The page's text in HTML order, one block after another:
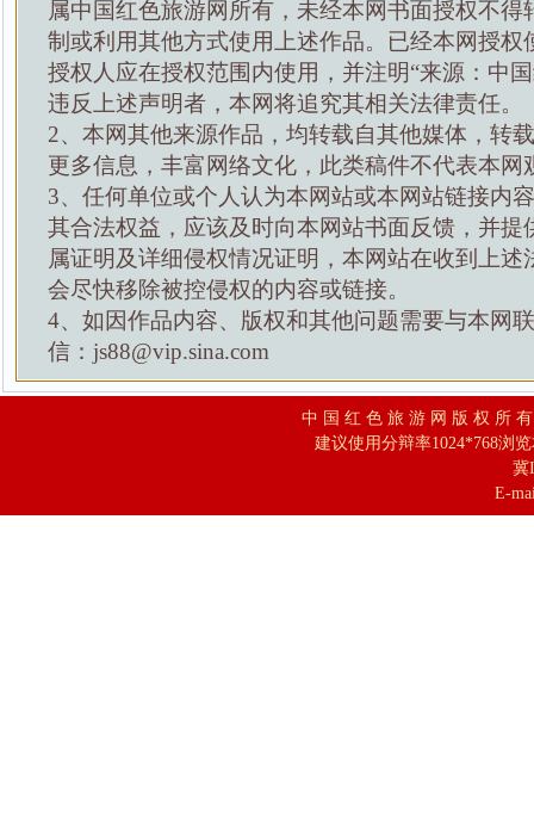
属中国红色旅游网所有，未经本网书面授权不得
制或利用其他方式使用上述作品。已经本网授权
授权人应在授权范围内使用，并注明“来源：中
违反上述声明者，本网将追究其相关法律责任。
2、本网其他来源作品，均转载自其他媒体，转
更多信息，丰富网络文化，此类稿件不代表本网
3、任何单位或个人认为本网站或本网站链接内
其合法权益，应该及时向本网站书面反馈，并提
属证明及详细侵权情况证明，本网站在收到上述
会尽快移除被控侵权的内容或链接。
4、如因作品内容、版权和其他问题需要与本网
信：js88@vip.sina.com
中 国 红 色 旅 游 网 版 权 所
建议使用分辩率1024*768浏
冀
E-